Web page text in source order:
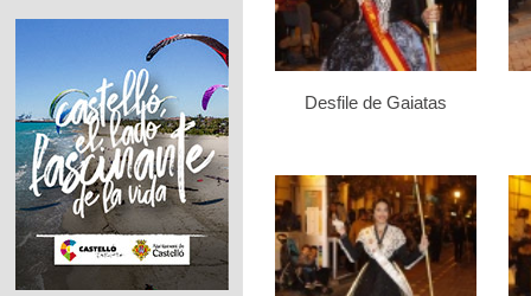
Desfile de Gaiatas